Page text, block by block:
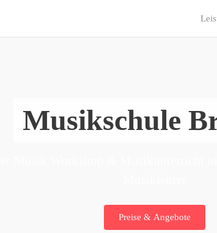
Musikschule